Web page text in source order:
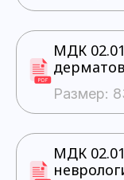
МДК
Размер:
МДК